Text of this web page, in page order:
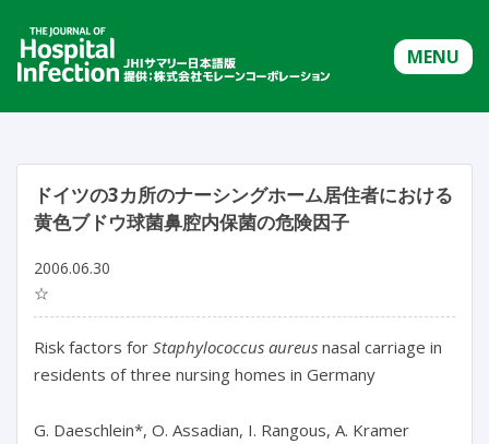
MENU
ドイツの3カ所のナーシングホーム居住者における
黄色ブドウ球菌鼻腔内保菌の危険因子
2006.06.30
☆
Risk factors for Staphylococcus aureus nasal carriage in
residents of three nursing homes in Germany
G. Daeschlein*, O. Assadian, I. Rangous, A. Kramer